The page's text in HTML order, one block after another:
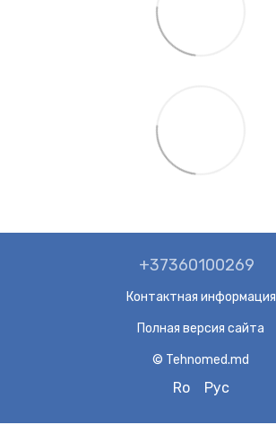
+37360100269
Контактная информация
Полная версия сайта
© Tehnomed.md
Ro Рус